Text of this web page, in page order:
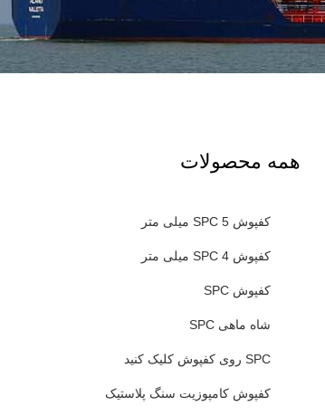
همه محصولات
کفپوش SPC 5 میلی متر
کفپوش SPC 4 میلی متر
کفپوش SPC
شاه ماهی SPC
SPC روی کفپوش کلیک کنید
کفپوش کامپوزیت سنگ پلاستیک